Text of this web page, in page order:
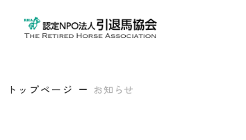
トップページ お知らせ